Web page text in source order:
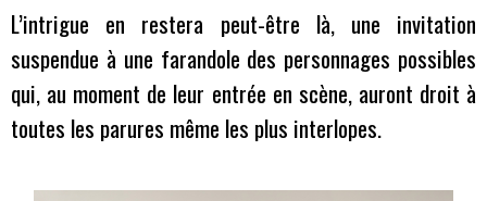
L’intrigue en restera peut-être là, une invitation
suspendue à une farandole des personnages possibles
qui, au moment de leur entrée en scène, auront droit à
toutes les parures même les plus interlopes.